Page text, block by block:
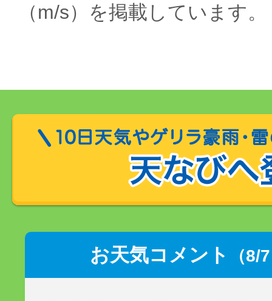
（m/s）を掲載しています。
お天気コメント （8/